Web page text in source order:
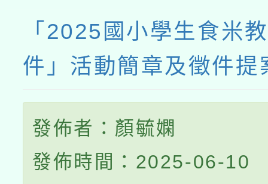
「2025國小學生食米
件」活動簡章及徵件提
發佈者：顏毓嫻
發佈時間：2025-06-10